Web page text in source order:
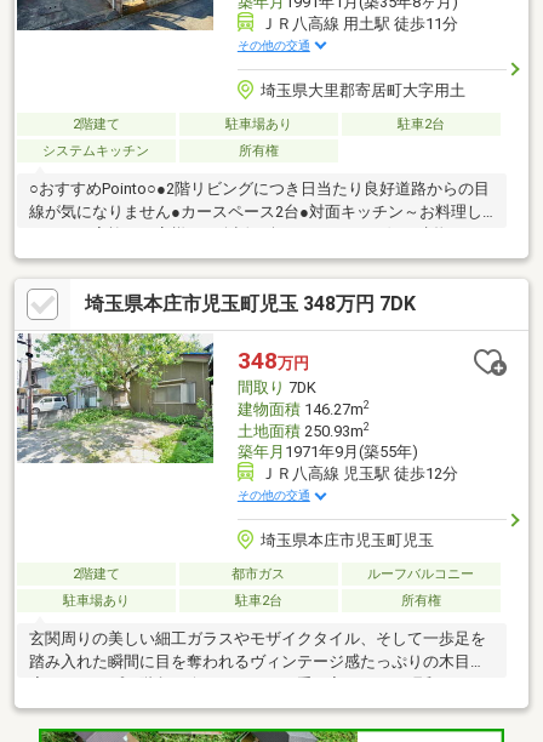
ＪＲ八高線 用土駅 徒歩11分
その他の交通
埼玉県大里郡寄居町大字用土
2階建て 駐車場あり
駐車2台
システムキッチン
所有権
○おすすめPointo○●2階リビングにつき日当たり良好道路からの目
線が気になりません●カースペース2台●対面キッチン～お料理し
●4LDKの広々間取り●空き家につき内見可能
埼玉県本庄市児玉町児玉 348万円 7DK
348万円
間取り 7DK
建物面積146.27m2
土地面積250.93m2
築年月 1971年9月(築55年)
ＪＲ八高線 児玉駅 徒歩12分
その他の交通
埼玉県本庄市児玉町児玉
2階建て 都市ガス
ルーフバルコニー
駐車場あり
駐車2台 所有権
玄関周りの美しい細工ガラスやモザイクタイル、そして一歩足を
踏み入れた瞬間に目を奪われるヴィンテージ感たっぷりの木目調
な意匠が随所に残る味わい深い物件です。室内は全体的に修繕が
必要な状態ですが、だからこそ「古き良きものを活かしたリノベ